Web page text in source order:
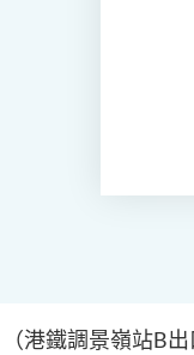
（港鐵調景嶺站B出